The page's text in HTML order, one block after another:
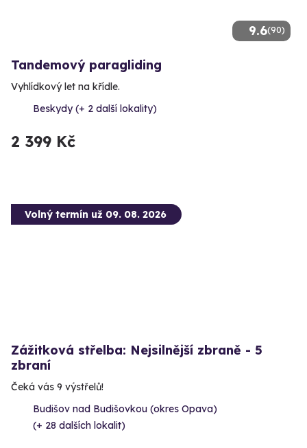
9.6(90)
Tandemový paragliding
Vyhlídkový let na křídle.
Beskydy (+ 2 další lokality)
2 399 Kč
Volný termín už 09. 08. 2026
Zážitková střelba: Nejsilnější zbraně - 5
zbraní
Čeká vás 9 výstřelů!
Budišov nad Budišovkou (okres Opava)
(+ 28 dalších lokalit)